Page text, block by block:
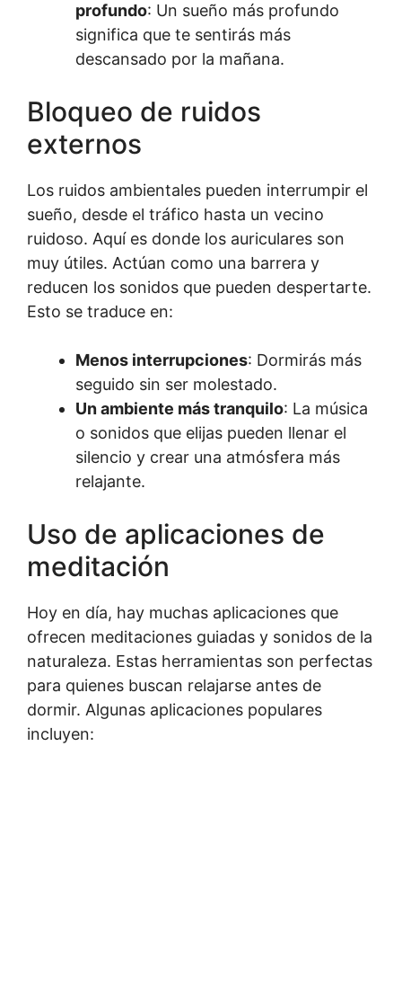
profundo: Un sueño más profundo
significa que te sentirás más
descansado por la mañana.
Bloqueo de ruidos
externos
Los ruidos ambientales pueden interrumpir el
sueño, desde el tráfico hasta un vecino
ruidoso. Aquí es donde los auriculares son
muy útiles. Actúan como una barrera y
reducen los sonidos que pueden despertarte.
Esto se traduce en:
Menos interrupciones: Dormirás más
seguido sin ser molestado.
Un ambiente más tranquilo: La música
o sonidos que elijas pueden llenar el
silencio y crear una atmósfera más
relajante.
Uso de aplicaciones de
meditación
Hoy en día, hay muchas aplicaciones que
ofrecen meditaciones guiadas y sonidos de la
naturaleza. Estas herramientas son perfectas
para quienes buscan relajarse antes de
dormir. Algunas aplicaciones populares
incluyen: